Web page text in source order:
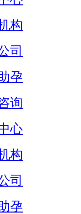
构
司
孕
询
心
构
司
孕